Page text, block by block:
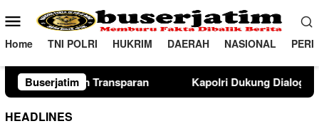
ke
konten
Menu
Mobile
Home TNI POLRI HUKRIM DAERAH NASIONAL
Buserjatim Kapolri Dukung Dialog Penyusunan RUU
HEADLINES